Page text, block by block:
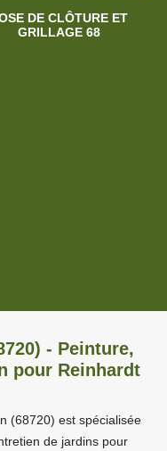
DE CLÔTURE ET
GRILLAGE 68
- Peinture,
pour Reinhardt
(68720) est spécialisée
de jardins pour